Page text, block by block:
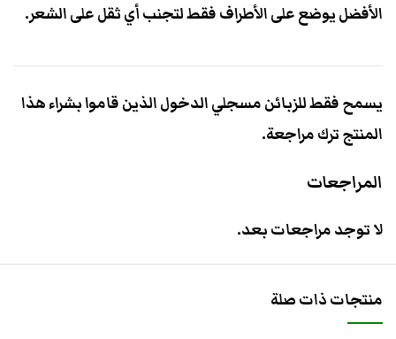
الأفضل يوضع على الأطراف فقط لتجنب أي ثقل على الشعر.
المراجعات
لا توجد مراجعات بعد.
يسمح فقط للزبائن مسجلي الدخول الذين قاموا بشراء هذا
المنتج ترك مراجعة.
منتجات ذات صلة